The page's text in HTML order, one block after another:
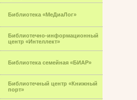
Библиотека «МеДиаЛог»
Библиотечно-информационный
центр «Интеллект»
Библиотека семейная «БИАР»
Библиотечный центр «Книжный
порт»